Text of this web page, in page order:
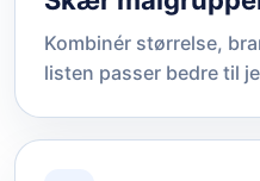
Kombinér størrelse,
listen passer bedre til